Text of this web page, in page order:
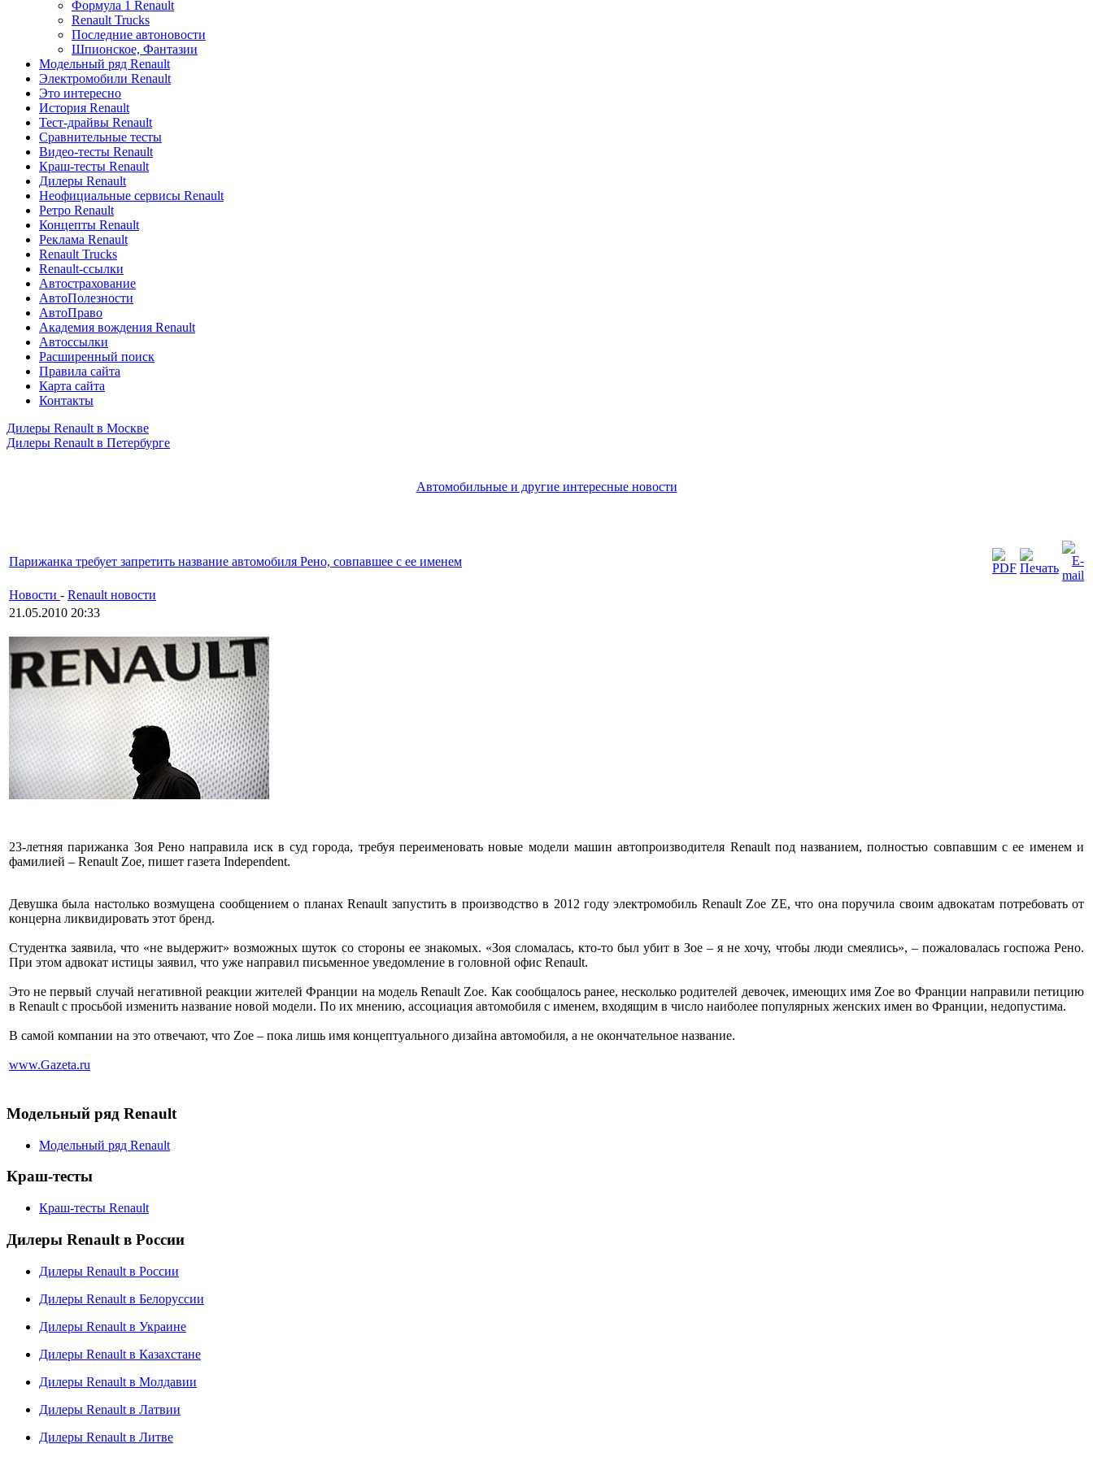
Формула 1 Renault
Renault Trucks
Последние автоновости
Шпионское, Фантазии
Модельный ряд Renault
Электромобили Renault
Это интересно
История Renault
Тест-драйвы Renault
Сравнительные тесты
Видео-тесты Renault
Краш-тесты Renault
Дилеры Renault
Неофициальные сервисы Renault
Ретро Renault
Концепты Renault
Реклама Renault
Renault Trucks
Renault-ссылки
Автострахование
АвтоПолезности
АвтоПраво
Академия вождения Renault
Автоссылки
Расширенный поиск
Правила сайта
Карта сайта
Контакты
Дилеры Renault в Москве
Дилеры Renault в Петербурге
Автомобильные и другие интересные новости
Парижанка требует запретить название автомобиля Рено, совпавшее с ее именем
Новости - Renault новости
21.05.2010 20:33
23-летняя парижанка Зоя Рено направила иск в суд города, требуя переименовать новые модели машин автопроизводителя Renault под названием, полностью совпавшим с ее именем и
фамилией – Renault Zoe, пишет газета Independent.
Девушка была настолько возмущена сообщением о планах Renault запустить в производство в 2012 году электромобиль Renault Zoe ZE, что она поручила своим адвокатам потребовать от
концерна ликвидировать этот бренд.
Студентка заявила, что «не выдержит» возможных шуток со стороны ее знакомых. «Зоя сломалась, кто-то был убит в Зое – я не хочу, чтобы люди смеялись», – пожаловалась госпожа Рено.
При этом адвокат истицы заявил, что уже направил письменное уведомление в головной офис Renault.
Это не первый случай негативной реакции жителей Франции на модель Renault Zoe. Как сообщалось ранее, несколько родителей девочек, имеющих имя Zoe во Франции направили петицию
в Renault с просьбой изменить название новой модели. По их мнению, ассоциация автомобиля с именем, входящим в число наиболее популярных женских имен во Франции, недопустима.
В самой компании на это отвечают, что Zoe – пока лишь имя концептуального дизайна автомобиля, а не окончательное название.
www.Gazeta.ru
Модельный ряд Renault
Модельный ряд Renault
Краш-тесты
Краш-тесты Renault
Дилеры Renault в России
Дилеры Renault в России
Дилеры Renault в Белоруссии
Дилеры Renault в Украине
Дилеры Renault в Казахстане
Дилеры Renault в Молдавии
Дилеры Renault в Латвии
Дилеры Renault в Литве